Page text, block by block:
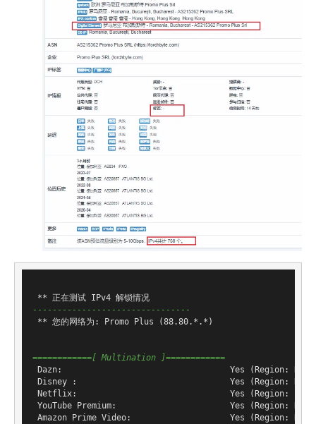
** 正在测试 IPv4 解锁情况
--------------------------------
** 您的网络为: Promo Plus (88.80.*.*)
============[ Multination ]============
Dazn:                                  Yes (Region: RO)
Disney :                               Yes (Region: RO)
Netflix:                               Yes (Region: )
YouTube Premium:                       Yes (Region: RO)
Amazon Prime Video:                    Yes (Region: RO)